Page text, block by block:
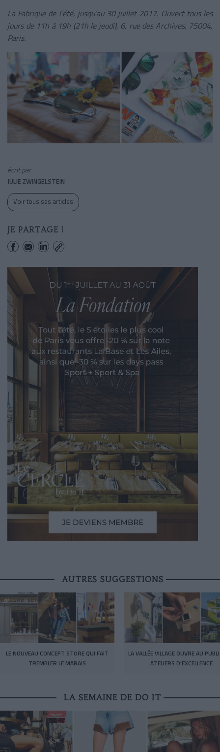
La Fabrique de l’été, jusqu’au 30 juillet 2017. Ouvert tous les
jours de 11h à 19h (21h le jeudi), 6, rue des Archives, 75004,
Paris.
écrit par
JULIE ZWINGELSTEIN
Voir tous ses articles
JE PARTAGE !
AUTRES SUGGESTIONS
LE NOUVEAU CONCEPT STORE QUI FAIT
TREMBLER LE MARAIS
LA VALLÉE VILLAGE OUVRE AU
ATELIERS D’EXCELLENCE
LA SEMAINE DE DO IT